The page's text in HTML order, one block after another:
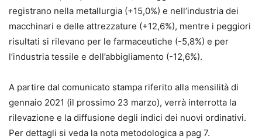
registrano nella metallurgia (+15,0%) e nell’industria dei
macchinari e delle attrezzature (+12,6%), mentre i peggiori
risultati si rilevano per le farmaceutiche (-5,8%) e per
l’industria tessile e dell’abbigliamento (-12,6%).
A partire dal comunicato stampa riferito alla mensilità di
gennaio 2021 (il prossimo 23 marzo), verrà interrotta la
rilevazione e la diffusione degli indici dei nuovi ordinativi.
Per dettagli si veda la nota metodologica a pag 7.